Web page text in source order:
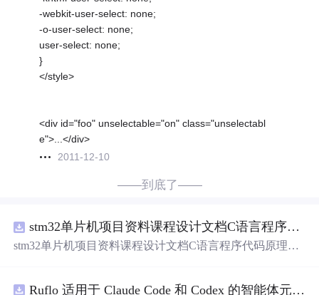
-webkit-user-select: none;
-o-user-select: none;
user-select: none;
}
</style>
<div id="foo" unselectable="on" class="unselectabl
e">...</div>
2011-12-10
——到底了——
stm32单片机项目资料课程设计文档C语言程序代码原理图电路PCB实例用单片机制作多路输入电压表
stm32单片机项目资料课程设计文档C语言程序代码原理图
Ruflo 适用于 Claude Code 和 Codex 的智能体元框架